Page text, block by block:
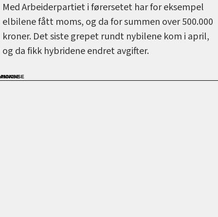
Med Arbeiderpartiet i førersetet har for eksempel
elbilene fått moms, og da for summen over 500.000
kroner. Det siste grepet rundt nybilene kom i april,
og da fikk hybridene endret avgifter.